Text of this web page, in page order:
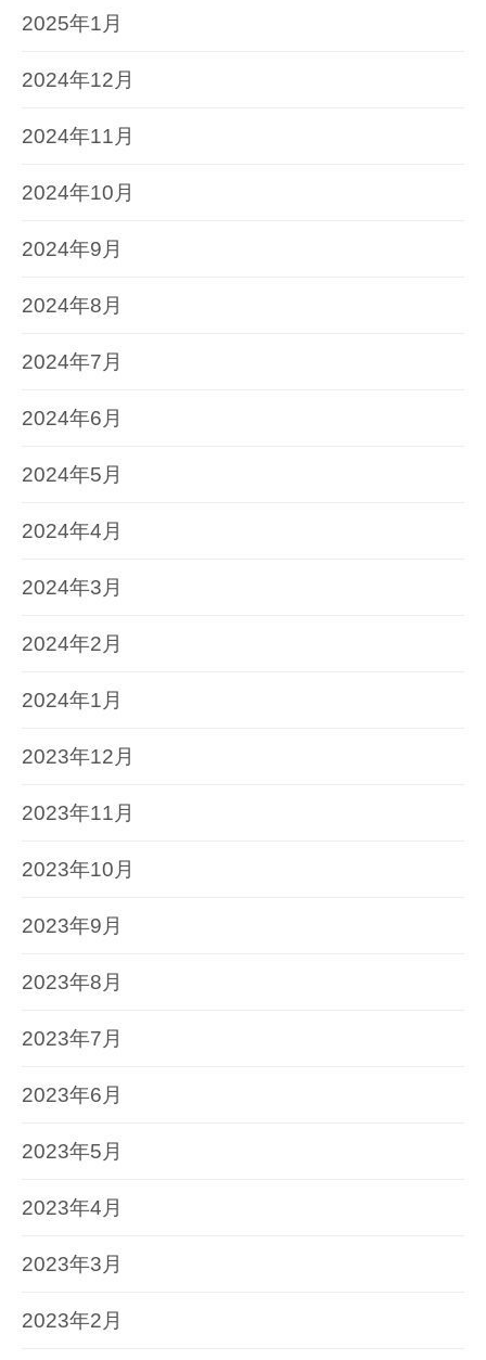
2025年1月
2024年12月
2024年11月
2024年10月
2024年9月
2024年8月
2024年7月
2024年6月
2024年5月
2024年4月
2024年3月
2024年2月
2024年1月
2023年12月
2023年11月
2023年10月
2023年9月
2023年8月
2023年7月
2023年6月
2023年5月
2023年4月
2023年3月
2023年2月